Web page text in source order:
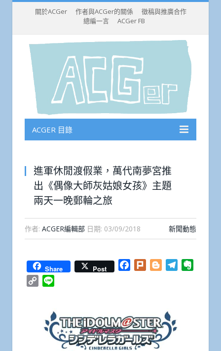
關於ACGer 作者與ACGer的關係
徵稿與推廣合作
總編一言
ACGer FB
ACGER 目錄
進軍休閒渡假業，萬代南夢宮推
出《偶像大師灰姑娘女孩》主題
兩天一晚郵輪之旅
作者: ACGER編輯部 日期: 03/09/2018 新聞動態
Share Post Facebook
Plurk BloggerTelegram
Copy